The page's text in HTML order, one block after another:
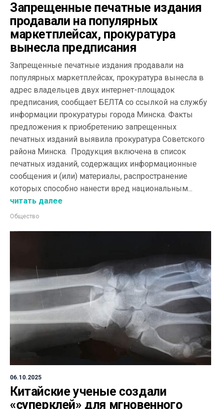
Запрещенные печатные издания
продавали на популярных
маркетплейсах, прокуратура
вынесла предписания
Запрещенные печатные издания продавали на
популярных маркетплейсах, прокуратура вынесла в
адрес владельцев двух интернет-площадок
предписания, сообщает БЕЛТА со ссылкой на службу
информации прокуратуры города Минска. Факты
предложения к приобретению запрещенных
печатных изданий выявила прокуратура Советского
района Минска. Продукция включена в список
печатных изданий, содержащих информационные
сообщения и (или) материалы, распространение
которых способно нанести вред национальным...
читать далее
Общество
06.10.2025
Китайские ученые создали
«суперклей» для мгновенного